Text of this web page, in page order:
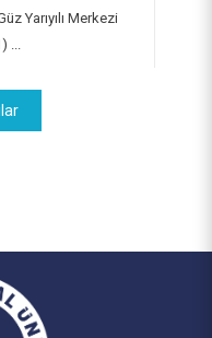
Yarıyılı Merkezi
...